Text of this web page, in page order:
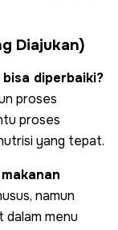
Diajukan)
diperbaiki?
proses
proses
yang tepat.
namun
dalam menu